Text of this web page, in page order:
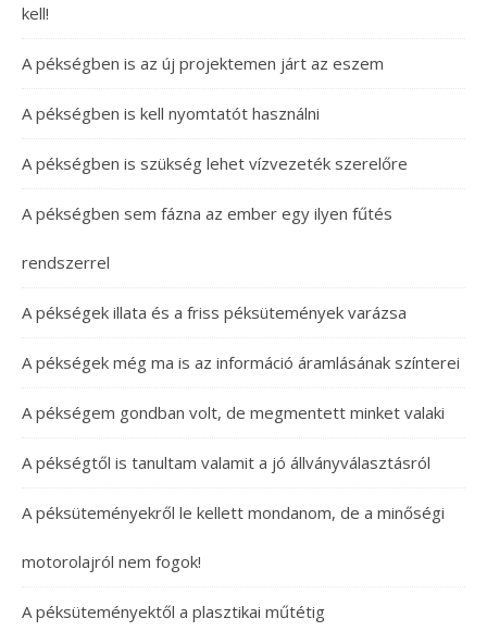
kell!
A pékségben is az új projektemen járt az eszem
A pékségben is kell nyomtatót használni
A pékségben is szükség lehet vízvezeték szerelőre
A pékségben sem fázna az ember egy ilyen fűtés
rendszerrel
A pékségek illata és a friss péksütemények varázsa
A pékségek még ma is az információ áramlásának színterei
A pékségem gondban volt, de megmentett minket valaki
A pékségtől is tanultam valamit a jó állványválasztásról
A péksüteményekről le kellett mondanom, de a minőségi
motorolajról nem fogok!
A péksüteményektől a plasztikai műtétig